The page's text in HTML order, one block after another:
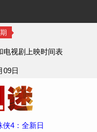
电视剧上映时间表
09日
侠4：全新日